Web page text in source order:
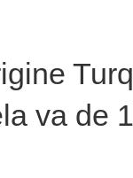
va de